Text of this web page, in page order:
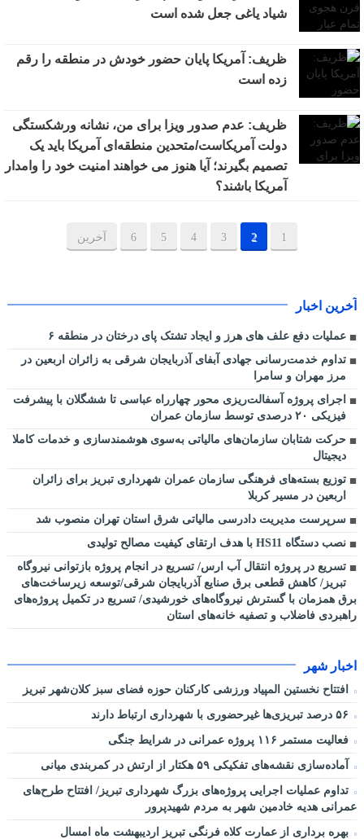
شیاد یاغی جعل شده است
ظریف: آمریکا پایان حضور خودش در منطقه را رقم
زده است
ظریف: عدم صدور ویزا برای من، نشانه ورشکستگی
دولت آمریکاست/متحدین منطقه‌ای آمریکا باید یک
تصمیم بگیرند؛ آیا هنوز می خواهند امنیت خود را وامدار
آمریکا باشند؟
1
2
3
4
5
6 آخرین
آخرین اخبار
عملیات دفع علف های هرز و ایجاد تشتک پای درختان در منطقه ۶
تداوم خدمت‌رسانی جهادی آبفای آذربایجان شرقی به زائران اربعین در
مرز مهران و سامرا
اجرای پروژه آسفالت‌ریزی محور چهارراه عباسی تا ششگلان با پیشرفت
فیزیکی ۲۰ درصدی توسط سازمان عمران
حرکت شتابان سازمان‌های مالیاتی به‌سوی هوشمندسازی و خدمات کاملا
دیجیتال
توزیع بسته‌های فرهنگی سازمان عمران شهرداری تبریز برای زائران
اربعین در مسیر کربلا
سرپرست مدیریت‌ دادرسی مالیاتی شرق استان تهران منصوب شد
نصب دستگاه HS11 با هدف ارتقای کیفیت مصالح تولیدی
تسریع در پروژه انتقال آب ارس/ تسریع در انجام پروژه بازتوانی نیروگاه
تبریز/ کاهش قطعی برق صنایع آذربایجان شرقی/توسعه زیرساخت‌‌های
برق همزمان با گسترش نیروگاه‌‌های خورشیدی/ تسریع در تکمیل پروژه‌‌های
راهبردی فاضلاب و تصفیه خانه‌های استان
اخبار شهر
افتتاح نخستین المپیاد ورزشی کارکنان حوزه فضای سبز کلان‌شهر تبریز
فعالیت مستمر ۱۱۶ پروژه عمرانی در شرایط جنگی
آماده‌سازی نقشه‌های تفکیکی ۵۹ هکتار از ارتش در کمربندی میانی
تداوم عملیات اجرایی پروژه‌های بزرگ شهرداری تبریز/ افتتاح طرح‌های
عمرانی هدیه خادمین شهر به مردم شهیدپرور
بهره برداری از عمارت کلاه فرنگی تبریز اردیبهشت ماه امسال